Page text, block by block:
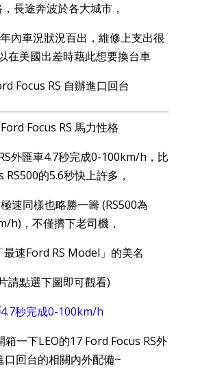
長途奔波於各大城市，
內車況狀況百出，維修上支出很
在美國出差時藉此想要換台車
外匯車4.7秒完成0-100km/h，比
RS500的5.6秒快上許多，
速同樣也略勝一籌 (RS500為
h)，不僅擠下老司機，
最速Ford RS Model」的美名
請點選下圖即可觀看)
一下LEO的17 Ford Focus RS外
口回台的相關內外配備~